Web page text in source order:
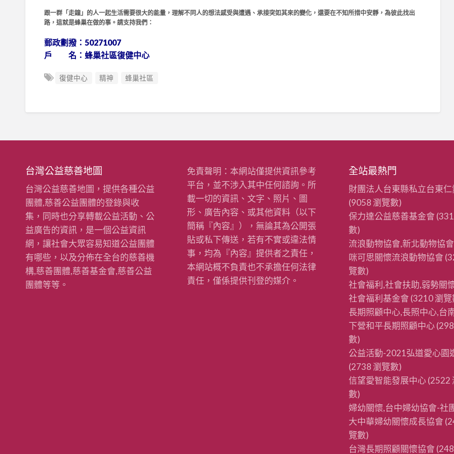
跟一群「走鐘」的人一起生活需要很大的能量，理解不同人的想法感受與遭遇、承接突如其來的變化，還要在不知所措中安靜，為彼此找出
路，這就是蜂巢在做的事。請支持我們：
郵政劃撥：50271007
戶 名：蜂巢社區復健中心
復健中心 精神 蜂巢社區
台灣公益慈善地圖
台灣公益慈善地圖，提供各種公益
團體,慈善公益團體的登錄與收
集，同時也分享轉載公益活動、公
益廣告的資訊，是一個公益資訊
網，讓社會大眾容易知道公益團體
有哪些，以及分佈在全台的慈善機
構,慈善團體,慈善基金會,慈善公益
團體等等。
免責聲明：本網站僅提供資訊參考
平台，並不涉入其中任何諮詢。所
載一切的資訊、文字、照片、圖
形、廣告內容、或其他資料（以下
簡稱『內容』），無論其為公開張
貼或私下傳送，若有不實或違法情
事，均為『內容』提供者之責任，
本網站概不負責也不承擔任何法律
責任，僅係提供刊登的媒介。
全站最熱門
財團法人台東縣私立台東仁
(9058 瀏覽數)
保力達公益慈善基金會
數)
流浪動物協會,新北動物協
咪可思關懷流浪動物協會
覽數)
社會福利,社會扶助,弱勢關
社會福利基金會 (3210 瀏覽
長期照顧中心,長照中心,台
下營和平長期照顧中心
數)
公益活動-2021弘道愛心園
(2738 瀏覽數)
信望愛智能發展中心(2522
數)
婦幼關懷,台中婦幼協會-社
大中華婦幼關懷成長協會
覽數)
台灣長期照顧關懷協會